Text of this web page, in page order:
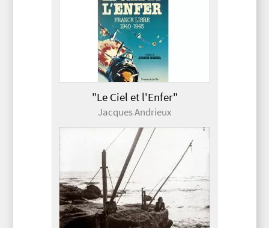
"Le Ciel et l'Enfer"
Jacques Andrieux